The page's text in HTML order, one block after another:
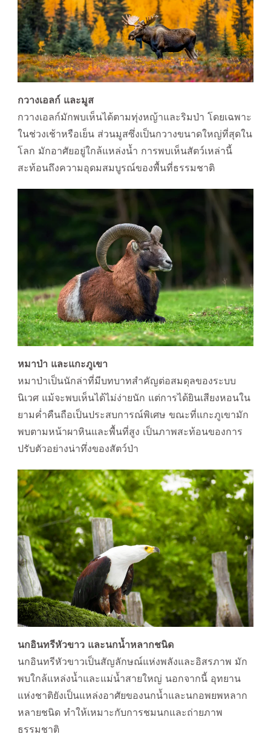
กวางเอลก์ และมูส
กวางเอลก์มักพบเห็นได้ตามทุ่งหญ้าและริมป่า โดยเฉพาะ
ในช่วงเช้าหรือเย็น ส่วนมูสซึ่งเป็นกวางขนาดใหญ่ที่สุดใน
โลก มักอาศัยอยู่ใกล้แหล่งน้ำ การพบเห็นสัตว์เหล่านี้
สะท้อนถึงความอุดมสมบูรณ์ของพื้นที่ธรรมชาติ
หมาป่า และแกะภูเขา
หมาป่าเป็นนักล่าที่มีบทบาทสำคัญต่อสมดุลของระบบ
นิเวศ แม้จะพบเห็นได้ไม่ง่ายนัก แต่การได้ยินเสียงหอนใน
ยามค่ำคืนถือเป็นประสบการณ์พิเศษ ขณะที่แกะภูเขามัก
พบตามหน้าผาหินและพื้นที่สูง เป็นภาพสะท้อนของการ
ปรับตัวอย่างน่าทึ่งของสัตว์ป่า
นกอินทรีหัวขาว และนกน้ำหลากชนิด
นกอินทรีหัวขาวเป็นสัญลักษณ์แห่งพลังและอิสรภาพ มัก
พบใกล้แหล่งน้ำและแม่น้ำสายใหญ่ นอกจากนี้ อุทยาน
แห่งชาติยังเป็นแหล่งอาศัยของนกน้ำและนกอพยพหลาก
หลายชนิด ทำให้เหมาะกับการชมนกและถ่ายภาพ
ธรรมชาติ